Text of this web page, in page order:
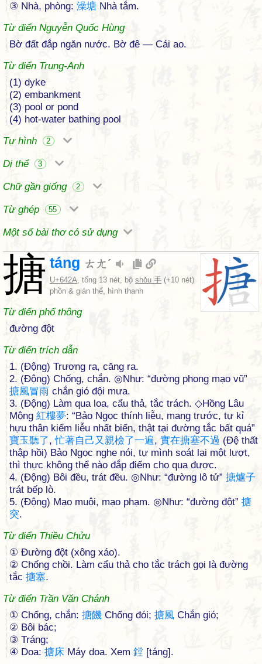
③ Nhà, phòng: 澡塘 Nhà tắm.
Từ điển Nguyễn Quốc Hùng
Bờ đất đắp ngăn nước. Bờ đê — Cái ao.
Từ điển Trung-Anh
(1) dyke
(2) embankment
(3) pool or pond
(4) hot-water bathing pool
Tự hình
2
Dị thể 3
Chữ gần giống 2
Từ ghép 55
Một số bài thơ có sử dụng
搪 táng ㄊㄤˊ
U+642A, tổng 13 nét, bộ shǒu 手 (+10 nét)
phồn & giản thể, hình thanh
Từ điển phổ thông
đường đột
Từ điển trích dẫn
1. (Động) Trương ra, căng ra.
2. (Động) Chống, chắn. ◎Như: “đường phong mạo vũ”
搪風冒雨 chắn gió đội mưa.
3. (Động) Làm qua loa, cẩu thả, tắc trách. ◇Hồng Lâu
Mộng 紅樓夢: “Bảo Ngọc thính liễu, mang trước, tự kỉ
hựu thân kiểm liễu nhất biến, thật tại đường tắc bất quá”
寶玉聽了,忙著自己 又親檢了一遍, 實在搪塞不過 (Đệ thất
thập hồi) Bảo Ngọc nghe nói, tự mình soát lại một lượt,
thì thực không thể nào đắp điếm cho qua được.
4. (Động) Bôi đều, trát đều. ◎Như: “đường lô tử” 搪爐子
trát bếp lò.
5. (Động) Mạo muội, mạo phạm. ◎Như: “đường đột” 搪
突.
Từ điển Thiều Chửu
① Ðường đột (xông xáo).
② Chống chồi. Làm cẩu thả cho tắc trách gọi là đường
tắc 搪塞.
Từ điển Trần Văn Chánh
① Chống, chắn: 搪饑 Chống đói; 搪風 Chắn gió;
② Bôi bác;
③ Tráng;
④ Doa: 搪床 Máy doa. Xem 鏜 [táng].